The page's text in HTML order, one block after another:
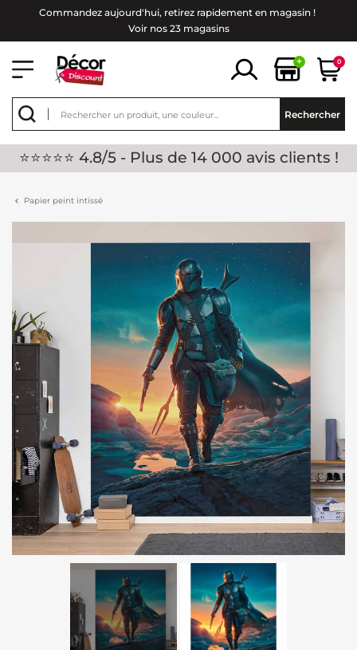
Commandez aujourd'hui, retirez rapidement en magasin !
Voir nos 23 magasins
+ 0
Rechercher
⭐⭐⭐⭐⭐ 4.8/5 - Plus de 14 000 avis clients !
Papier peint intissé